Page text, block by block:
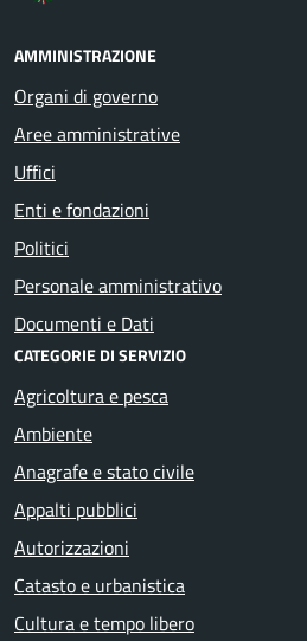
AMMINISTRAZIONE
Organi di governo
Aree amministrative
Uffici
Enti e fondazioni
Politici
Personale amministrativo
Documenti e Dati
CATEGORIE DI SERVIZIO
Agricoltura e pesca
Ambiente
Anagrafe e stato civile
Appalti pubblici
Autorizzazioni
Catasto e urbanistica
Cultura e tempo libero